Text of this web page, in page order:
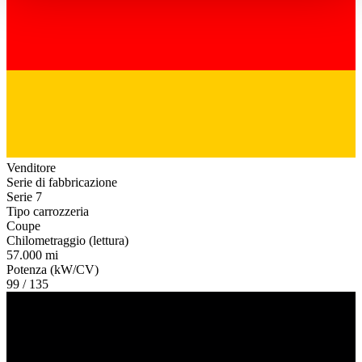
Venditore
Serie di fabbricazione
Serie 7
Tipo carrozzeria
Coupe
Chilometraggio (lettura)
57.000 mi
Potenza (kW/CV)
99 / 135